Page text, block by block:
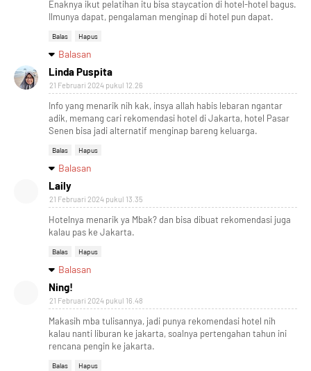
Enaknya ikut pelatihan itu bisa staycation di hotel-hotel bagus.
Ilmunya dapat, pengalaman menginap di hotel pun dapat.
Balas Hapus
Balasan
Linda Puspita
21 Februari 2024 pukul 12.26
Info yang menarik nih kak, insya allah habis lebaran ngantar
adik, memang cari rekomendasi hotel di Jakarta, hotel Pasar
Senen bisa jadi alternatif menginap bareng keluarga.
Balas Hapus
Balasan
Laily
21 Februari 2024 pukul 13.35
Hotelnya menarik ya Mbak? dan bisa dibuat rekomendasi juga
kalau pas ke Jakarta.
Balas Hapus
Balasan
Ning!
21 Februari 2024 pukul 16.48
Makasih mba tulisannya, jadi punya rekomendasi hotel nih
kalau nanti liburan ke jakarta, soalnya pertengahan tahun ini
rencana pengin ke jakarta.
Balas Hapus